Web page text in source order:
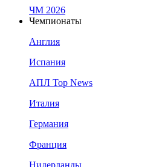
ЧМ 2026
Чемпионаты
Англия
Испания
АПЛ Top News
Италия
Германия
Франция
Нидерланды